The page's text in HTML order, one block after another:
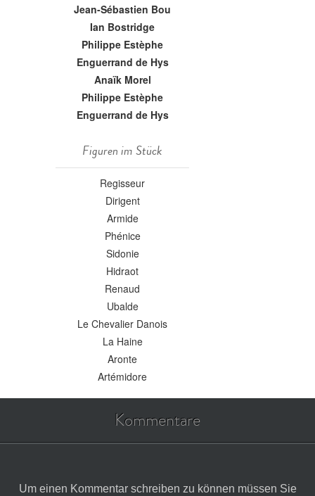
Jean-Sébastien Bou
Ian Bostridge
Philippe Estèphe
Enguerrand de Hys
Anaïk Morel
Philippe Estèphe
Enguerrand de Hys
Figuren im Stück
Regisseur
Dirigent
Armide
Phénice
Sidonie
Hidraot
Renaud
Ubalde
Le Chevalier Danois
La Haine
Aronte
Artémidore
Kommentare
Um einen Kommentar schreiben zu können müssen Sie